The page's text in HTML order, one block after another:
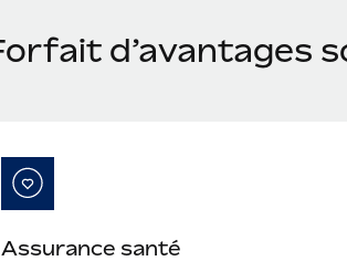
d’avantages
Assurance santé